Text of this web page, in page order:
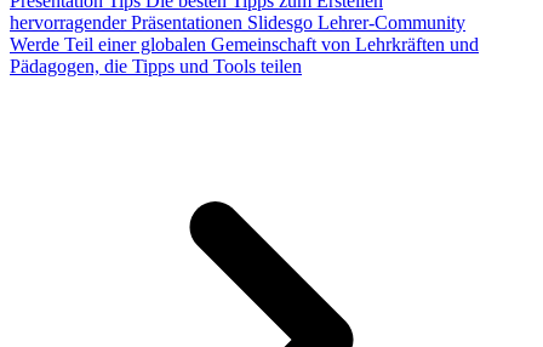
hervorragender Präsentationen Slidesgo Lehrer-Community
Werde Teil einer globalen Gemeinschaft von Lehrkräften und
Pädagogen, die Tipps und Tools teilen